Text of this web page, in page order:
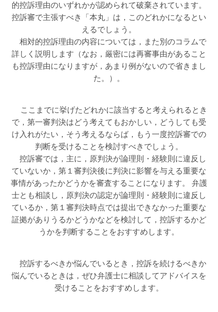
的控訴理由のいずれかが認められて破棄されています。
控訴審で主張すべき「本丸」は，このどれかになるとい
えるでしょう。
相対的控訴理由の内容については，また別のコラムで
詳しく説明します（なお，厳密には再審事由があること
も控訴理由になりますが，あまり例がないので省きまし
た。）。
ここまでに挙げたどれかに該当すると考えられるとき
で，第一審判決はどう考えてもおかしい，どうしても受
け入れがたい，そう考えるならば，もう一度控訴審での
判断を受けることを検討すべきでしょう。
控訴審では，主に，原判決が論理則・経験則に違反し
ていないか，第１審判決後に判決に影響を与える重要な
事情があったかどうかを審査することになります。 弁護
士とも相談し，原判決の認定が論理則・経験則に違反し
ているか，第１審判決時点では提出できなかった重要な
証拠がありうるかどうかなどを検討して，控訴するかど
うかを判断することをおすすめします。
控訴するべきか悩んでいるとき，控訴を続けるべきか
悩んでいるときは，ぜひ弁護士に相談してアドバイスを
受けることをおすすめします。